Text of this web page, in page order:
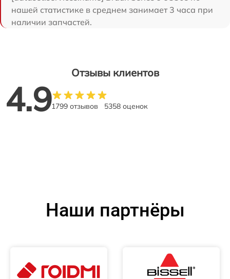
нашей статистике в среднем занимает 3 часа при
наличии запчастей.
Отзывы клиентов
4.91799 отзывов 5358 оценок
Наши партнёры